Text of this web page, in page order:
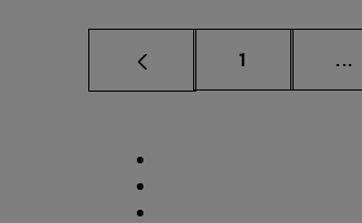
Página
1 ...